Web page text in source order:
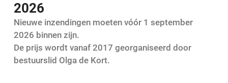
2026
Nieuwe inzendingen moeten vóór 1 september
2026 binnen zijn.
De prijs wordt vanaf 2017 georganiseerd door
bestuurslid Olga de Kort.